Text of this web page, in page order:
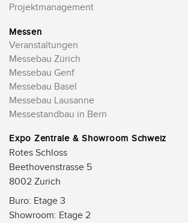
Projektmanagement
Messen
Veranstaltungen
Messebau Zürich
Messebau Genf
Messebau Basel
Messebau Lausanne
Messestandbau in Bern
Expo Zentrale & Showroom Schweiz
Rotes Schloss
Beethovenstrasse 5
8002 Zurich
Buro: Etage 3
Showroom: Etage 2